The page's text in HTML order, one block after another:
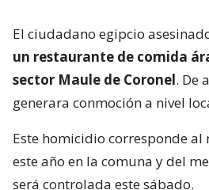
Este homicidio corresponde al
este año en la comuna y del
será controlada este sábado.
Este artículo describe un proceso
desestimados al finalizar la
NO se debe considerar al o
culpableshasta que la Justicia